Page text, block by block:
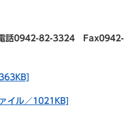
話0942-82-3324 Fax0942-
イル／1021KB]